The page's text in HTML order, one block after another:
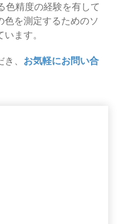
色精度の経験を有して
を測定するためのソ
ます。
、 お気軽にお問い合